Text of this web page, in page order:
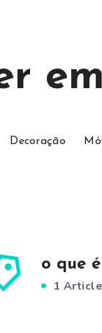
Decoração
o que
1 Article